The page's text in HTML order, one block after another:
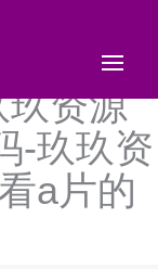
线事视
在线视
玖资源
-玖玖资
a片的